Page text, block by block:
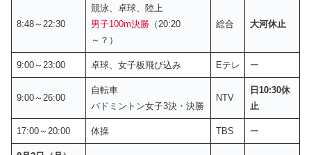
8:48～22:30
競泳、卓球、陸上
男子100m決勝（20:20
～？）
総合 大河休止
9:00～23:00 卓球、女子板飛び込み Eテレ ー
9:00～26:00
自転車
バドミントン女子3決・決勝
NTV
日10:30休
止
17:00～20:00 体操 TBS ー